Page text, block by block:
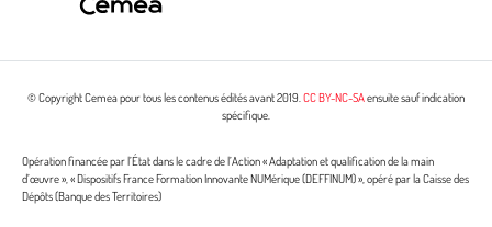
© Copyright Cemea pour tous les contenus édités avant 2019.CC BY-NC-SAensuite sauf indication
spécifique.
Opération financée par l’État dans le cadre de l’Action « Adaptation et qualification de la main
d’œuvre », « Dispositifs France Formation Innovante NUMérique (DEFFINUM) », opéré par la Caisse des
Dépôts (Banque des Territoires)